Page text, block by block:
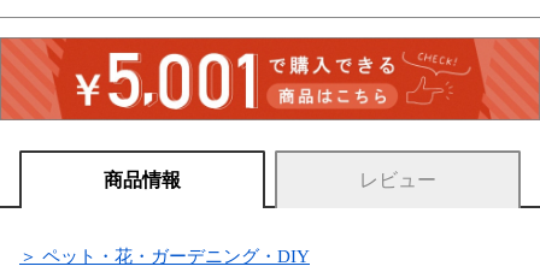
商品情報 レビュー
＞ ペット・花・ガーデニング・DIY